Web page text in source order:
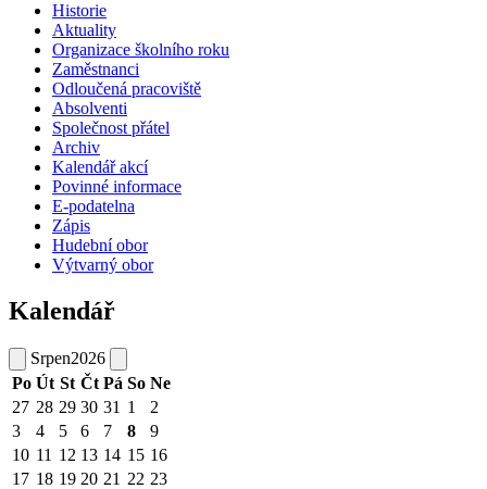
Historie
Aktuality
Organizace školního roku
Zaměstnanci
Odloučená pracoviště
Absolventi
Společnost přátel
Archiv
Kalendář akcí
Povinné informace
E-podatelna
Zápis
Hudební obor
Výtvarný obor
Kalendář
Srpen2026
Po Út St Čt Pá So Ne
27 28 29 30 31 1
2
3
4 5 6 7 8
9
10 11 12 13 14 15 16
17 18 19 20 21 22 23